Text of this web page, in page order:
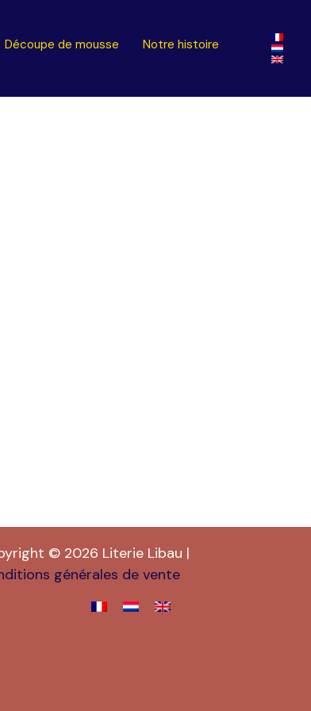
Découpe de mousse Notre histoire
© 2026 Literie Libau |
générales de vente